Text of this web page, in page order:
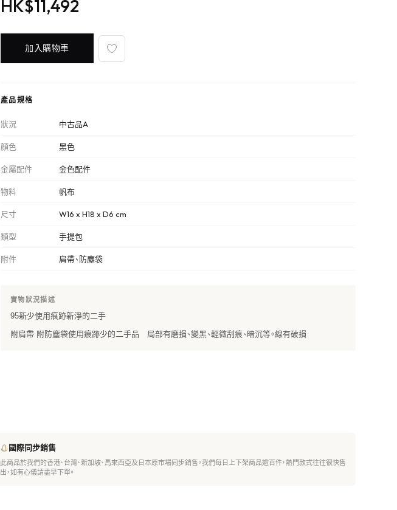
HK$11,492
加入購物車
產品規格
狀況 中古品A
顏色 黑色
金屬配件 金色配件
物料 帆布
尺寸 W16 x H18 x D6 cm
類型 手提包
附件 肩帶、防塵袋
實物狀況描述
95新少使用痕跡新淨的二手
附肩帶 附防塵袋使用痕跡少的二手品 局部有磨損、變黑、輕微刮痕、暗沉等。線有破損
國際同步銷售
此商品於我們的香港、台灣、新加坡、馬來西亞及日本原市場同步銷售。我們每日上下架商品逾百件，熱門款式往往很快售
出，如有心儀請盡早下單。